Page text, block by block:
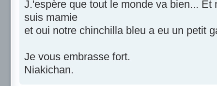
J.'espère que tout le monde va bien... Et
suis mamie
et oui notre chinchilla bleu a eu un petit
Je vous embrasse fort.
Niakichan.